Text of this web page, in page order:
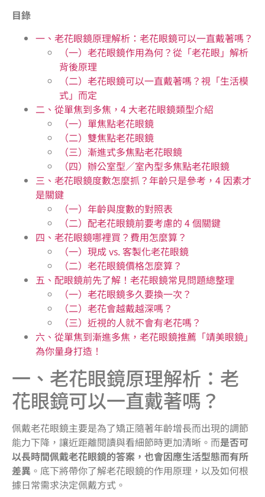
目錄
一、老花眼鏡原理解析：老花眼鏡可以一直戴著嗎？
（一）老花眼鏡作用為何？從「老花眼」解析
背後原理
（二）老花眼鏡可以一直戴著嗎？視「生活模
式」而定
二、從單焦到多焦，4 大老花眼鏡類型介紹
（一）單焦點老花眼鏡
（二）雙焦點老花眼鏡
（三）漸進式多焦點老花眼鏡
（四）辦公室型／室內型多焦點老花眼鏡
三、老花眼鏡度數怎麼抓？年齡只是參考，4 因素才
是關鍵
（一）年齡與度數的對照表
（二）配老花眼鏡前要考慮的 4 個關鍵
四、老花眼鏡哪裡買？費用怎麼算？
（一）現成 vs. 客製化老花眼鏡
（二）老花眼鏡價格怎麼算？
五、配眼鏡前先了解！老花眼鏡常見問題總整理
（一）老花眼鏡多久要換一次？
（二）老花會越戴越深嗎？
（三）近視的人就不會有老花嗎？
六、從單焦到漸進多焦，老花眼鏡推薦「靖美眼鏡」
為你量身打造！
一、老花眼鏡原理解析：老
花眼鏡可以一直戴著嗎？
佩戴老花眼鏡主要是為了矯正隨著年齡增長而出現的調節
能力下降，讓近距離閱讀與看細節時更加清晰。而是否可
以長時間佩戴老花眼鏡的答案，也會因應生活型態而有所
差異 。底下將帶你了解老花眼鏡的作用原理，以及如何根
據日常需求決定佩戴方式。